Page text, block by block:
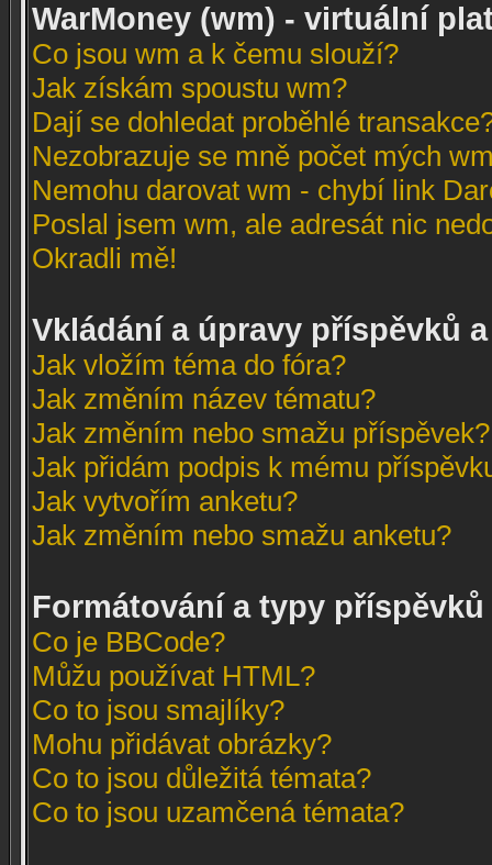
WarMoney (wm) - virtuální
Co jsou wm a k čemu slouží?
Jak získám spoustu wm?
Dají se dohledat proběhlé
Nezobrazuje se mně počet mých
Nemohu darovat wm - chybí link
Poslal jsem wm, ale adresát nic
Okradli mě!
Vkládání a úpravy příspěvků
Jak vložím téma do fóra?
Jak změním název tématu?
Jak změním nebo smažu příspěvek?
Jak přidám podpis k mému
Jak vytvořím anketu?
Jak změním nebo smažu anketu?
Formátování a typy příspěvků
Co je BBCode?
Můžu používat HTML?
Co to jsou smajlíky?
Mohu přidávat obrázky?
Co to jsou důležitá témata?
Co to jsou uzamčená témata?